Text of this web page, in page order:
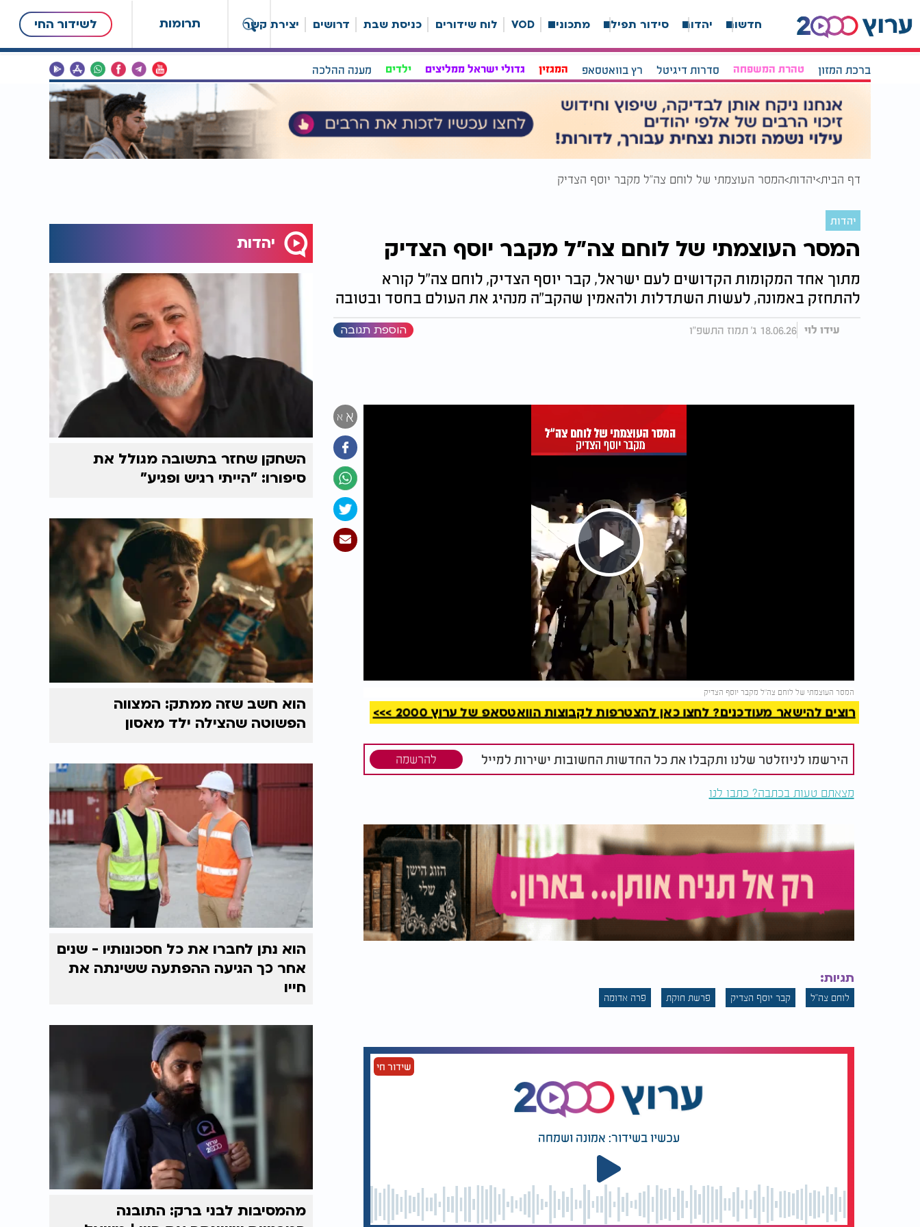
תרומות לשידור החי חדשות יהדות סידור תפילה מתכונים VOD לוח שידורים כניסת שבת דרושים יצירת קשר
ברכת המזון טהרת המשפחה סדרות דיגיטל רץ בוואטסאפ המגזין גדולי ישראל ממליצים ילדים מענה ההלכה
דף הבית יהדות המסר העוצמתי של לוחם צה"ל מקבר יוסף הצדיק
יהדות
המסר העוצמתי של לוחם צה"ל מקבר יוסף הצדיק
מתוך אחד המקומות הקדושים לעם ישראל, קבר יוסף הצדיק, לוחם צה"ל קורא
להתחזק באמונה, לעשות השתדלות ולהאמין שהקב"ה מנהיג את העולם בחסד ובטובה
עידו לוי 18.06.26 ג' תמוז התשפ"ו הוספת תגובה
א א
Play
Video
המסר העוצמתי של לוחם צה"ל מקבר יוסף הצדיק
להמשך קריאה
רוצים להישאר מעודכנים? לחצו כאן להצטרפות לקבוצות הוואטסאפ של ערוץ 2000 >>>
הירשמו לניוזלטר שלנו ותקבלו את כל החדשות החשובות ישירות למייל להרשמה
מצאתם טעות בכתבה? כתבו לנו
תגיות:
לוחם צה"ל קבר יוסף הצדיק פרשת חוקת פרה אדומה
שידור חי
עכשיו בשידור: אמונה ושמחה
יהדות
השחקן שחזר בתשובה מגולל את
סיפורו: "הייתי רגיש ופגיע"
הוא חשב שזה ממתק: המצווה
הפשוטה שהצילה ילד מאסון
הוא נתן לחברו את כל חסכונותיו - שנים
אחר כך הגיעה ההפתעה ששינתה את
חייו
מהמסיבות לבני ברק: התובנה